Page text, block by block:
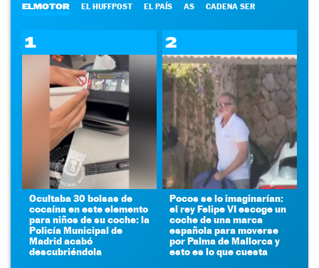
ELMOTOR EL HUFFPOST EL PAÍS AS CADENA SER
1
Ocultaba 30 bolsas de
cocaína en este elemento
para niños de su coche: la
Policía Municipal de
Madrid acabó
descubriéndola
2
Pocos se lo imaginarían:
el rey Felipe VI escoge un
coche de una marca
española para moverse
por Palma de Mallorca y
esto es lo que cuesta